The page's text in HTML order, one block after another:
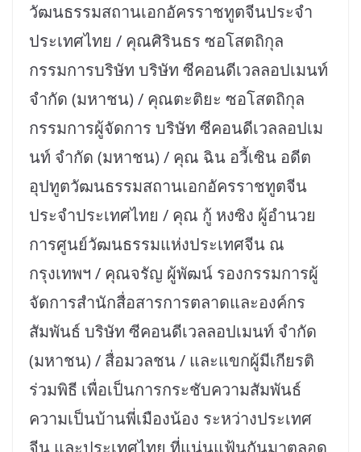
วัฒนธรรมสถานเอกอัครราชทูตจีนประจำ
ประเทศไทย / คุณศิรินธร ซอโสตถิกุล
กรรมการบริษัท บริษัท ซีคอนดีเวลลอปเมนท์
จำกัด (มหาชน) / คุณตะติยะ ซอโสตถิกุล
กรรมการผู้จัดการ บริษัท ซีคอนดีเวลลอปเม
นท์ จำกัด (มหาชน) / คุณ ฉิน อวี้เซิน อดีต
อุปทูตวัฒนธรรมสถานเอกอัครราชทูตจีน
ประจำประเทศไทย / คุณ กู้ หงซิง ผู้อำนวย
การศูนย์วัฒนธรรมแห่งประเทศจีน ณ
กรุงเทพฯ / คุณจรัญ ผู้พัฒน์ รองกรรมการผู้
จัดการสำนักสื่อสารการตลาดและองค์กร
สัมพันธ์ บริษัท ซีคอนดีเวลลอปเมนท์ จำกัด
(มหาชน) / สื่อมวลชน / และแขกผู้มีเกียรติ
ร่วมพิธี เพื่อเป็นการกระชับความสัมพันธ์
ความเป็นบ้านพี่เมืองน้อง ระหว่างประเทศ